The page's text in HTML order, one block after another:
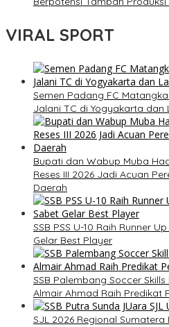
VIRAL SPORT
Semen Padang FC
Jalani TC di Yogyakarta dan
Bupati dan Wabup Muba
Reses III 2026 Jadi Acuan
Daerah
SSB PSS U-10 Raih Runner
Gelar Best Player
SSB Palembang Soccer Skills
Almair Ahmad Raih Predikat
SJL 2026 Regional Sumatera